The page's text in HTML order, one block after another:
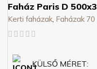
Faház Paris D
Kerti faházak Faházak 70
KÜLSŐ MÉRET